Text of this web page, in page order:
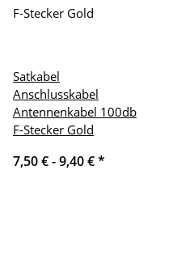
Satkabel
Anschlusskabel
Antennenkabel 100db
F-Stecker Gold
7,50 € -9,40 €*